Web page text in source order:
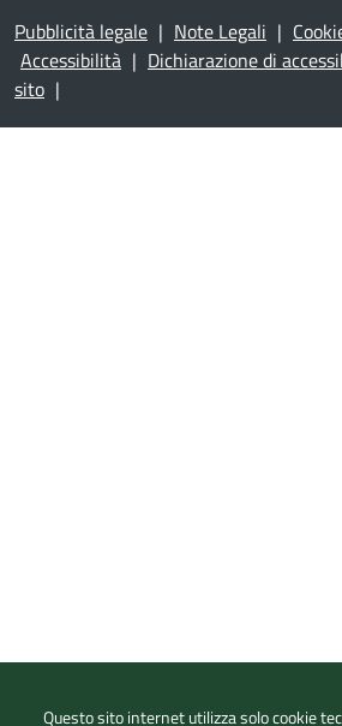
Pubblicità legale | Note Legali |
Accessibilità | Dichiarazione di
sito |
Questo sito internet utilizza solo cookie